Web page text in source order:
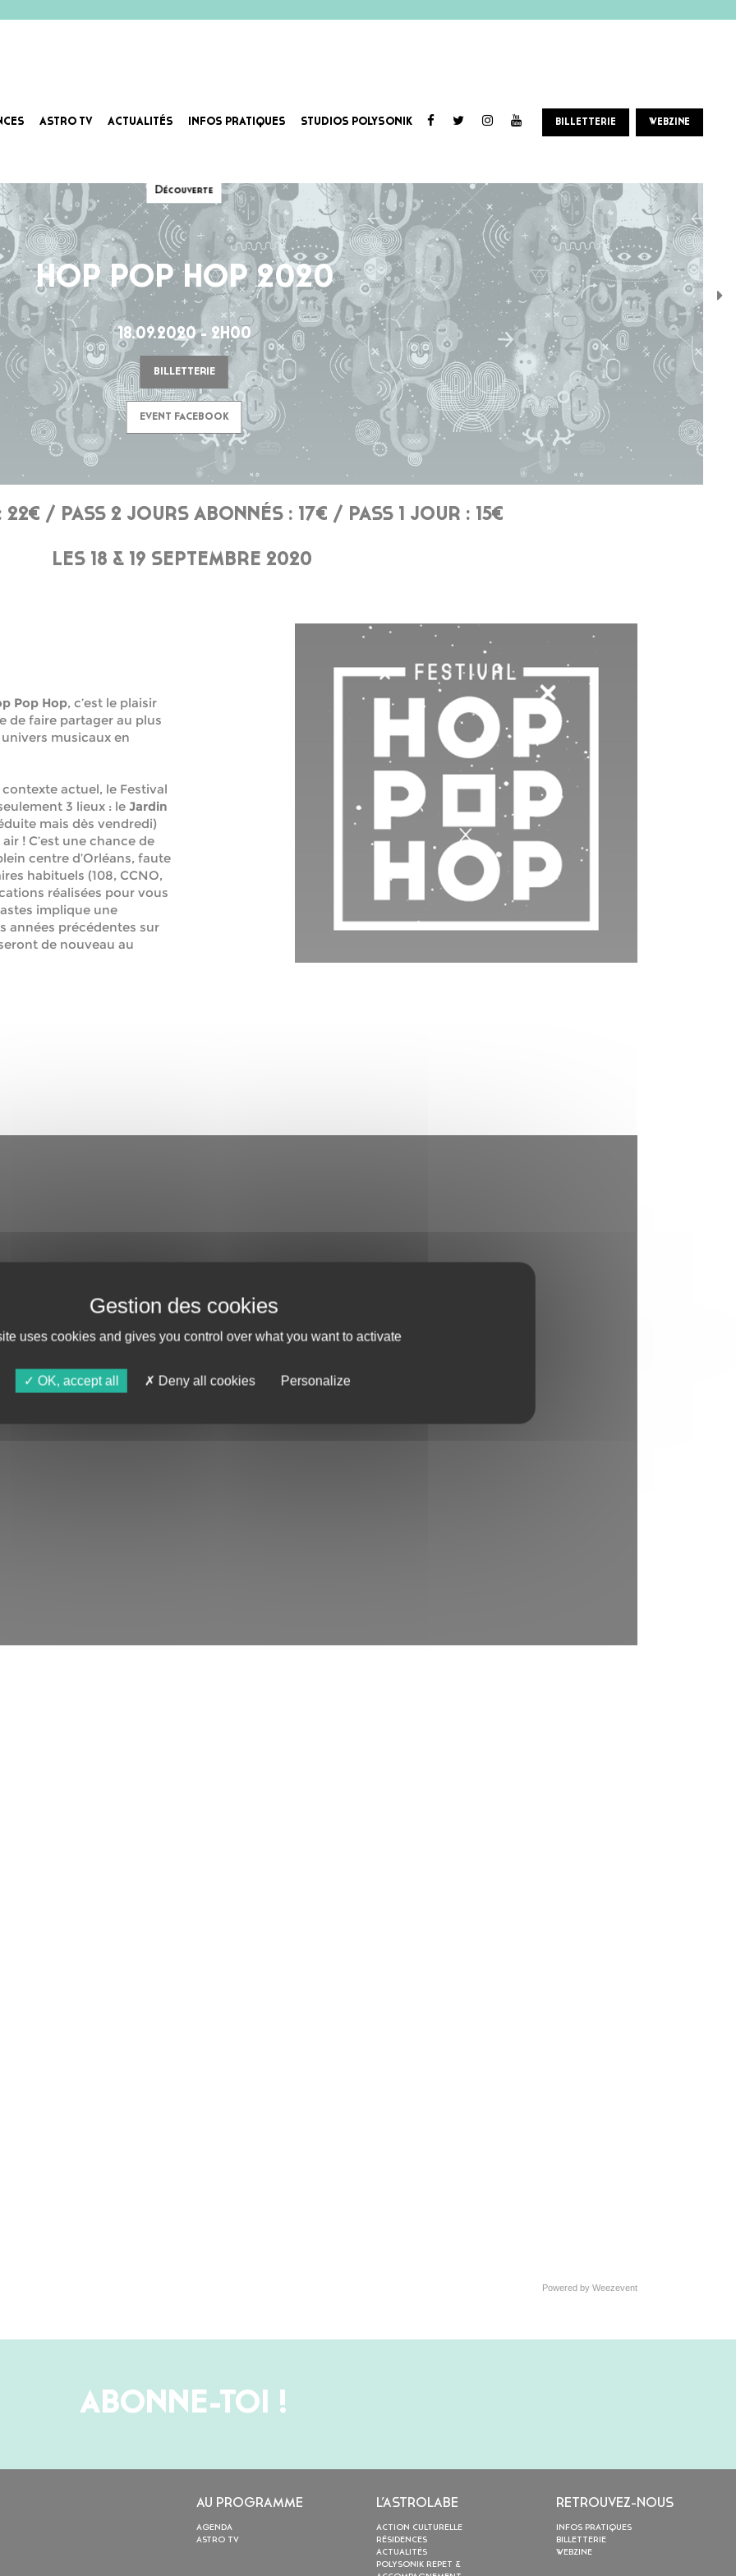
ASTRO TV ACTUALITÉS INFOS PRATIQUES STUDIOS POLYSONIK BILLETTERIE WEBZINE
Découverte
HOP POP HOP 2020
18.09.2020 - 2H00
BILLETTERIE
EVENT FACEBOOK
22€ / PASS 2 JOURS ABONNÉS : 17€ / PASS 1 JOUR : 15€
LES 18 & 19 SEPTEMBRE 2020
Pop Hop, c’est le plaisir
de faire partager au plus
musicaux en
actuel, le Festival
3 lieux : le Jardin
mais dès vendredi)
! C’est une chance de
centre d’Orléans, faute
habituels (108, CCNO,
réalisées pour vous
implique une
années précédentes sur
de nouveau au
Powered by Weezevent
ABONNE-TOI !
AU PROGRAMME
AGENDA
ASTRO TV
L’ASTROLABE
ACTION CULTURELLE
RÉSIDENCES
ACTUALITÉS
POLYSONIK REPET &
RETROUVEZ-NOUS
INFOS PRATIQUES
BILLETTERIE
WEBZINE
uses cookies and gives you control over what you want to activate
OK, accept all Deny all cookies Personalize